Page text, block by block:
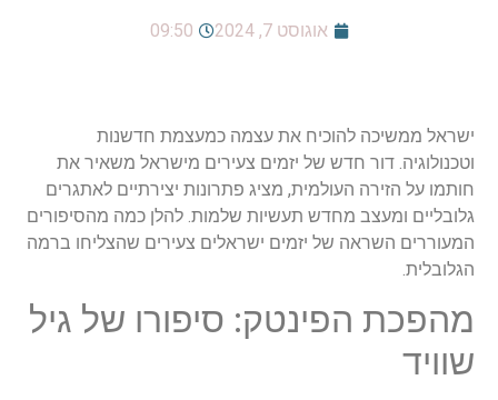
אוגוסט 7, 2024 09:50
ישראל ממשיכה להוכיח את עצמה כמעצמת חדשנות
וטכנולוגיה. דור חדש של יזמים צעירים מישראל משאיר את
חותמו על הזירה העולמית, מציג פתרונות יצירתיים לאתגרים
גלובליים ומעצב מחדש תעשיות שלמות. להלן כמה מהסיפורים
המעוררים השראה של יזמים ישראלים צעירים שהצליחו ברמה
הגלובלית.
מהפכת הפינטק: סיפורו של גיל
שוויד